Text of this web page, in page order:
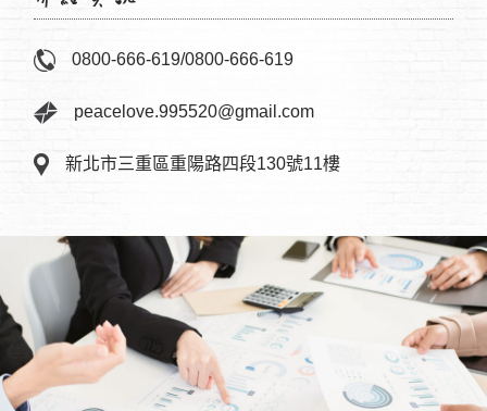
0800-666-619/0800-666-619
peacelove.995520@gmail.com
新北市三重區重陽路四段130號11樓